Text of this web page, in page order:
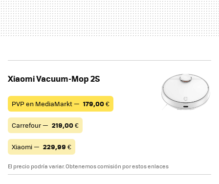
Xiaomi Vacuum-Mop 2S
PVP en MediaMarkt — 179,00€
Carrefour — 219,00€
Xiaomi — 229,99 €
El precio podría variar. Obtenemos comisión por estos enlaces